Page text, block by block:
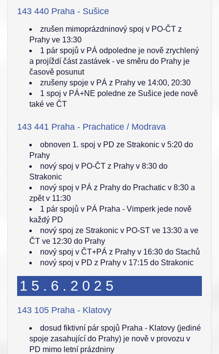
143 440 Praha - Sušice
zrušen mimoprázdninový spoj v PO-ČT z
Prahy ve 13:30
1 pár spojů v PÁ odpoledne je nově zrychlený
a projíždí část zastávek - ve směru do Prahy je
časově posunut
zrušeny spoje v PÁ z Prahy ve 14:00, 20:30
1 spoj v PÁ+NE poledne ze Sušice jede nově
také ve ČT
143 441 Praha - Prachatice / Modrava
obnoven 1. spoj v PD ze Strakonic v 5:20 do
Prahy
nový spoj v PO-ČT z Prahy v 8:30 do
Strakonic
nový spoj v PÁ z Prahy do Prachatic v 8:30 a
zpět v 11:30
1 pár spojů v PÁ Praha - Vimperk jede nově
každý PD
nový spoj ze Strakonic v PO-ST ve 13:30 a ve
ČT ve 12:30 do Prahy
nový spoj v ČT+PÁ z Prahy v 16:30 do Stachů
nový spoj v PD z Prahy v 17:15 do Strakonic
15.6.2025
143 105 Praha - Klatovy
dosud fiktivní pár spojů Praha - Klatovy (jediné
spoje zasahující do Prahy) je nově v provozu v
PD mimo letní prázdniny